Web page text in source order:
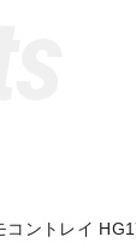
コントレイ